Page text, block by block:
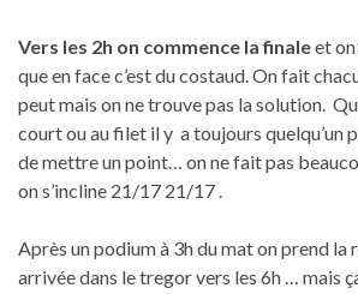
Vers les 2h on commence la finaleet
que en face c’est du costaud. On fait
peut mais on ne trouve pas la solution.
court ou au filet il y a toujours quelqu’un
de mettre un point… on ne fait pas
on s’incline 21/17 21/17 .
Après un podium à 3h du mat on prend la
arrivée dans le tregor vers les 6h … mais